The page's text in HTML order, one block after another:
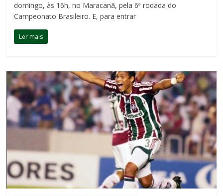
domingo, às 16h, no Maracanã, pela 6ª rodada do
Campeonato Brasileiro. E, para entrar
Ler mais